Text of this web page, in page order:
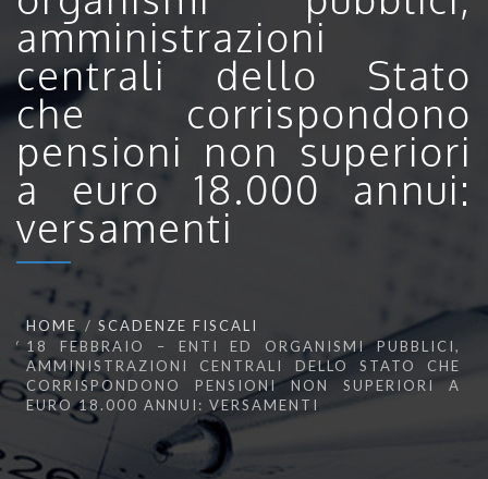
amministrazioni
centrali dello Stato
che corrispondono
pensioni non superiori
a euro 18.000 annui:
versamenti
HOME
SCADENZE FISCALI
18 FEBBRAIO – ENTI ED ORGANISMI PUBBLICI,
AMMINISTRAZIONI CENTRALI DELLO STATO CHE
CORRISPONDONO PENSIONI NON SUPERIORI A
EURO 18.000 ANNUI: VERSAMENTI